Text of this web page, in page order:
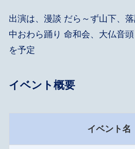
出演は、漫談 だら～ず山下、
中おわら踊り 命和会、大仏音
を予定
イベント概要
イベント名